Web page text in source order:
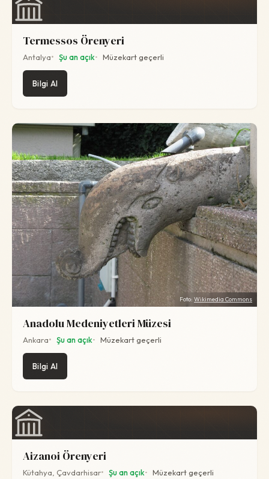
Termessos Örenyeri
Antalya Şu an açık Müzekart geçerli
Bilgi Al
Foto: Wikimedia Commons
Anadolu Medeniyetleri Müzesi
Ankara Şu an açık Müzekart geçerli
Bilgi Al
Aizanoi Örenyeri
Kütahya, Çavdarhisar Şu an açık Müzekart geçerli